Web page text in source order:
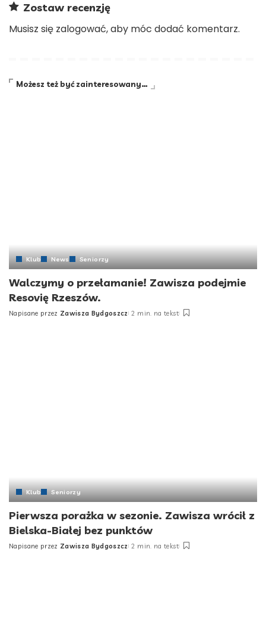
Zostaw recenzję
Musisz się zalogować, aby móc dodać komentarz.
Możesz też być zainteresowany…
Klub News Seniorzy
Walczymy o przełamanie! Zawisza podejmie
Resovię Rzeszów.
Posted
Napisane przez Zawisza Bydgoszcz 2 min. na tekst
Klub Seniorzy
Pierwsza porażka w sezonie. Zawisza wrócił z
Bielska-Białej bez punktów
Posted
Napisane przez Zawisza Bydgoszcz 2 min. na tekst